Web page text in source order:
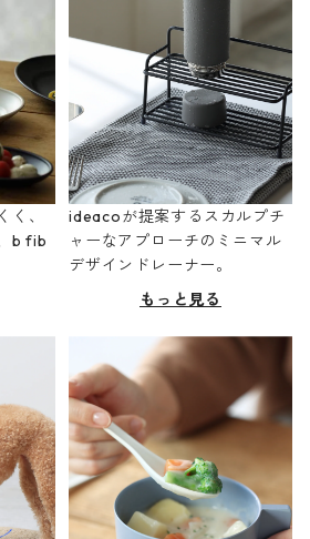
く、
b fib
ideacoが提案するスカルプチ
ャーなアプローチのミニマル
デザインドレーナー。
もっと見る